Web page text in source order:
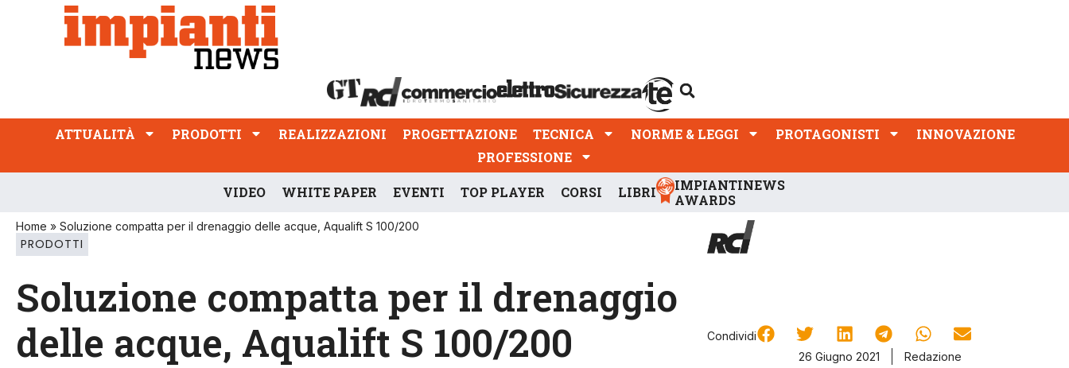
ATTUALITÀ PRODOTTI REALIZZAZIONI
PROFESSIONE
ATTUALITÀ PRODOTTI REALIZZAZIONI PROGETTAZIONE TECNICA NORME & LEGGI PROTAGONISTI
INNOVAZIONE
PROFESSIONE
VIDEO WHITE PAPER EVENTI TOP PLAYER CORSI LIBRI
IMPIANTINEWS
AWARDS
Home » Soluzione compatta per il drenaggio delle acque, Aqualift S 100/200
PRODOTTI
Soluzione compatta per il drenaggio
delle acque, Aqualift S 100/200
Condividi
26 Giugno 2021
Redazione